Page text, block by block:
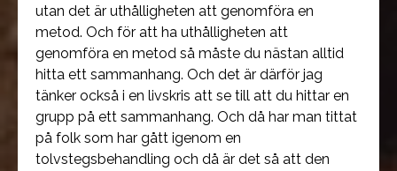
utan det är uthålligheten att genomföra en
metod. Och för att ha uthålligheten att
genomföra en metod så måste du nästan alltid
hitta ett sammanhang. Och det är därför jag
tänker också i en livskris att se till att du hittar en
grupp på ett sammanhang. Och då har man tittat
på folk som har gått igenom en
tolvstegsbehandling och då är det så att den